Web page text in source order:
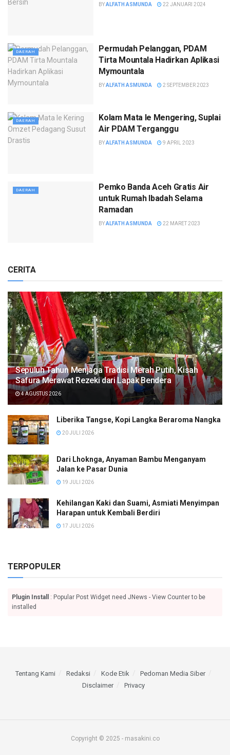
BYALFATH ASMUNDA 22 JANUARI 2024
DAERAH
Permudah Pelanggan, PDAM
Tirta Mountala Hadirkan Aplikasi
Mymountala
BYALFATH ASMUNDA 2 SEPTEMBER 2023
DAERAH
Kolam Mata Ie Mengering, Suplai
Air PDAM Terganggu
BYALFATH ASMUNDA 9 APRIL 2023
DAERAH
Pemko Banda Aceh Gratis Air
untuk Rumah Ibadah Selama
Ramadan
BYALFATH ASMUNDA 22 MARET 2023
CERITA
Sepuluh Tahun Menjaga Tradisi Merah Putih, Kisah
Safura Merawat Rezeki dari Lapak Bendera
4 AGUSTUS 2026
Liberika Tangse, Kopi Langka Beraroma Nangka
20 JULI 2026
Dari Lhoknga, Anyaman Bambu Menganyam
Jalan ke Pasar Dunia
19 JULI 2026
Kehilangan Kaki dan Suami, Asmiati Menyimpan
Harapan untuk Kembali Berdiri
17 JULI 2026
TERPOPULER
Plugin Install
: Popular Post Widget need JNews - View Counter to be
installed
Tentang Kami Redaksi Kode Etik
Pedoman Media Siber
Disclaimer
Privacy
Copyright © 2025 - masakini.co